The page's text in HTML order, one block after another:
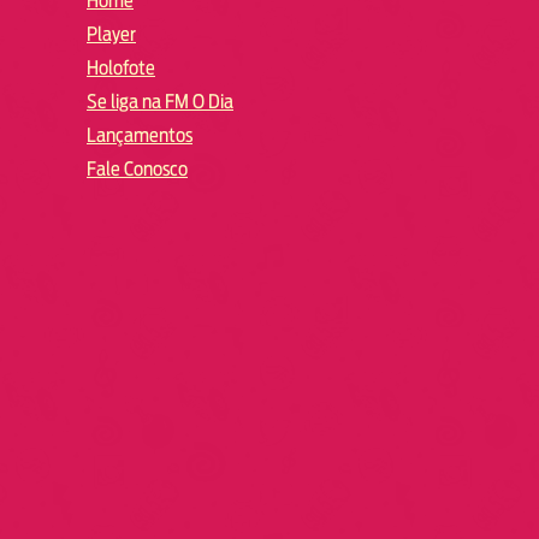
Player
Holofote
Se liga na FM O Dia
Lançamentos
Fale Conosco